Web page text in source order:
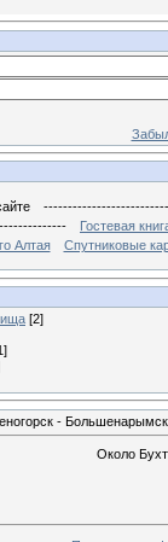
Гостевая
Алтая Спутниковые
[2]
-
Около